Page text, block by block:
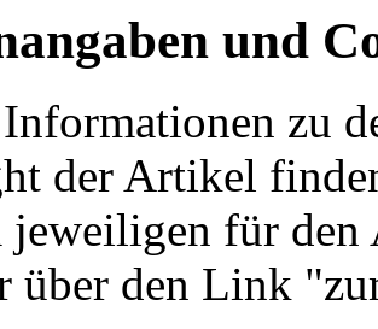
und
zu
der Artikel
jeweiligen für
über den Link